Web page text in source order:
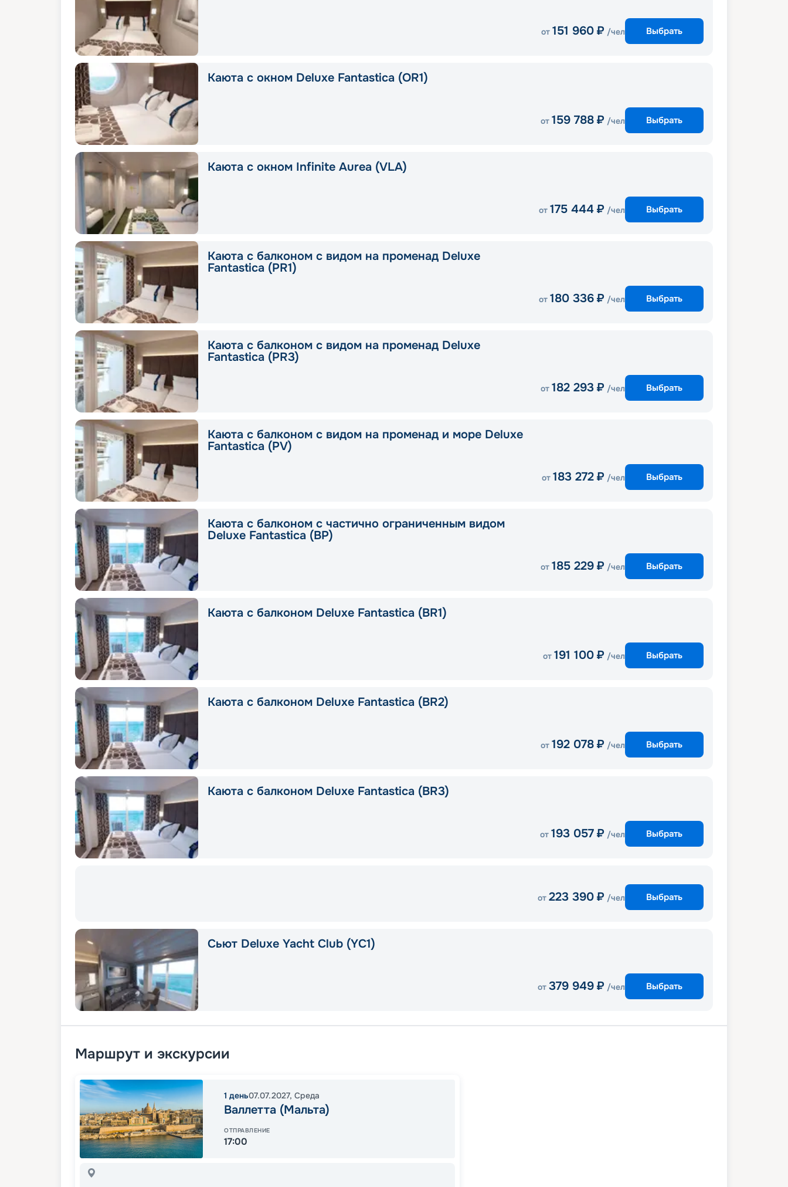
от 151 960 ₽ /чел Выбрать
Каюта с окном Deluxe Fantastica (OR1)
от 159 788 ₽ /чел Выбрать
Каюта с окном Infinite Aurea (VLA)
от 175 444 ₽ /чел Выбрать
Каюта с балконом с видом на променад Deluxe
Fantastica (PR1)
от 180 336 ₽ /чел Выбрать
Каюта с балконом с видом на променад Deluxe
Fantastica (PR3)
от 182 293 ₽ /чел Выбрать
Каюта с балконом с видом на променад и море Deluxe
Fantastica (PV)
от 183 272 ₽ /чел Выбрать
Каюта с балконом с частично ограниченным видом
Deluxe Fantastica (BP)
от 185 229 ₽ /чел Выбрать
Каюта с балконом Deluxe Fantastica (BR1)
от 191 100 ₽ /чел Выбрать
Каюта с балконом Deluxe Fantastica (BR2)
от 192 078 ₽ /чел Выбрать
Каюта с балконом Deluxe Fantastica (BR3)
от 193 057 ₽ /чел Выбрать
от 223 390 ₽ /чел Выбрать
Сьют Deluxe Yacht Club (YC1)
от 379 949 ₽ /чел Выбрать
Маршрут и экскурсии
1 день07.07.2027, Среда
Валлетта (Мальта)
ОТПРАВЛЕНИЕ
17:00